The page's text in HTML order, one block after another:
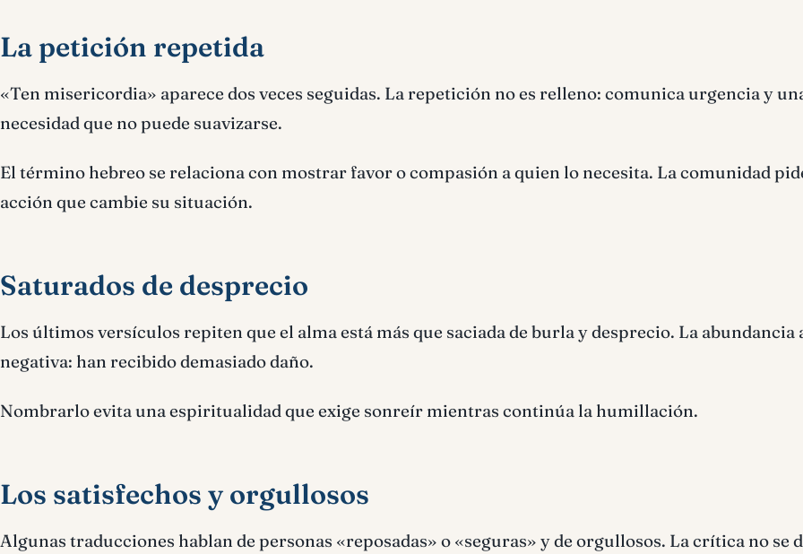
La petición repetida
«Ten misericordia» aparece dos veces seguidas. La repetición no es relleno: comunica urgencia y
necesidad que no puede suavizarse.
El término hebreo se relaciona con mostrar favor o compasión a quien lo necesita. La comunidad
acción que cambie su situación.
Saturados de desprecio
Los últimos versículos repiten que el alma está más que saciada de burla y desprecio. La abundancia
negativa: han recibido demasiado daño.
Nombrarlo evita una espiritualidad que exige sonreír mientras continúa la humillación.
Los satisfechos y orgullosos
Algunas traducciones hablan de personas «reposadas» o «seguras» y de orgullosos. La crítica no se